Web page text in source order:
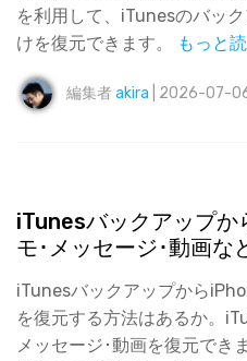
を利用して、iTunesのバッ
けを復元できます。
もっと
編集者akira | 2026-07-
iTunesバックアップか
モ･メッセージ･動画な
iTunesバックアップから
を復元する方法はあるか。
メッセージ･動画を復元でき